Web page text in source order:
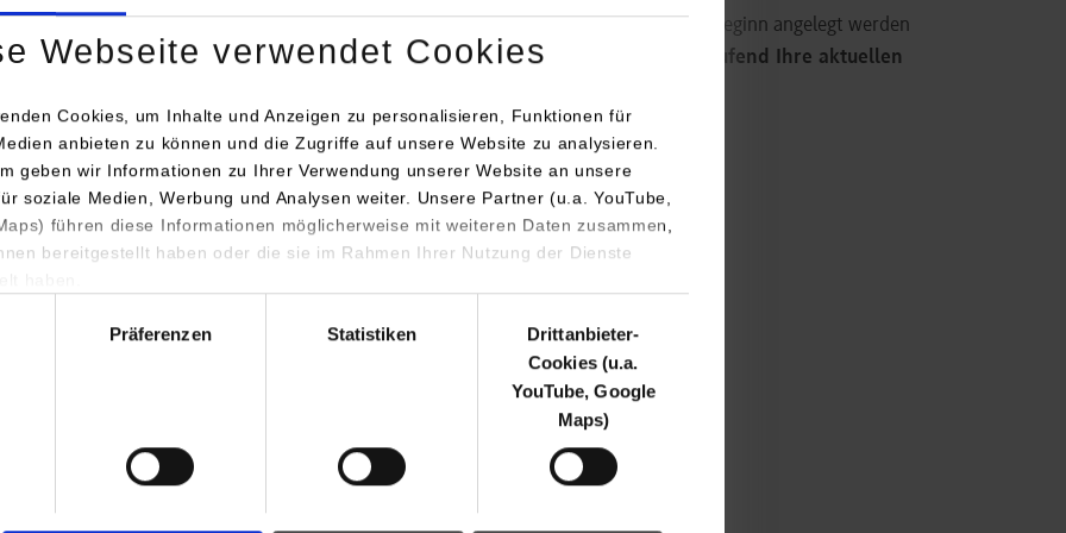
Webseite verwendet Cookies
Cookies, um Inhalte und Anzeigen zu personalisieren, Funktionen für
anbieten zu können und die Zugriffe auf unsere Website zu analysieren.
geben wir Informationen zu Ihrer Verwendung unserer Website an unsere
soziale Medien, Werbung und Analysen weiter. Unsere Partner (u.a. YouTube,
führen diese Informationen möglicherweise mit weiteren Daten zusammen,
bereitgestellt haben oder die sie im Rahmen Ihrer Nutzung der Dienste
Präferenzen Statistiken
Drittanbieter-
Cookies (u.a.
YouTube, Google
Maps)
Sie, dass Kurstermine in den Vorlesungsplänen i. d. R. erst kurz vor Vorlesungsbeginn angelegt werden
nach Vorlesungsbeginn geändert werden können!Bitte kontrollieren Sie daher laufend Ihre aktuellen